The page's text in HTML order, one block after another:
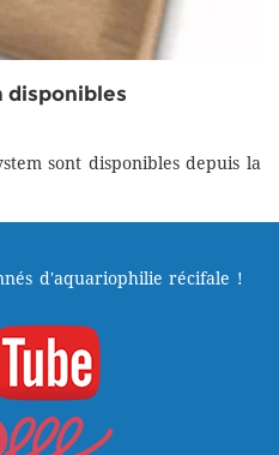
disponibles
sont disponibles depuis la
d'aquariophilie récifale !